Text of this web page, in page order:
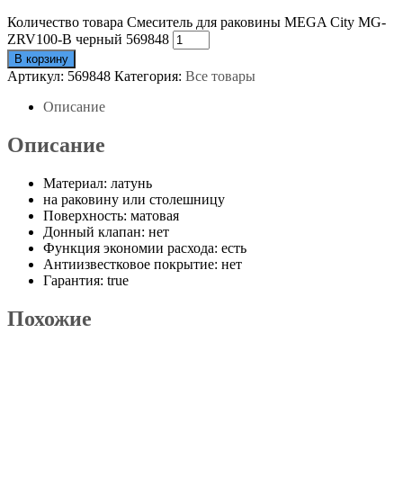
Количество товара Смеситель для раковины MEGA City MG-
ZRV100-B черный 569848
В корзину
Артикул: 569848 Категория: Все товары
Описание
Описание
Материал: латунь
на раковину или столешницу
Поверхность: матовая
Донный клапан: нет
Функция экономии расхода: есть
Антиизвестковое покрытие: нет
Гарантия: true
Похожие